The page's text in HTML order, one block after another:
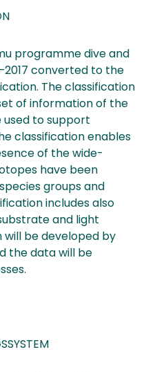
programme dive and
converted to the
The classification
of information of the
to support
classification enables
of the wide-
have been
groups and
includes also
and light
will be developed by
the data will be